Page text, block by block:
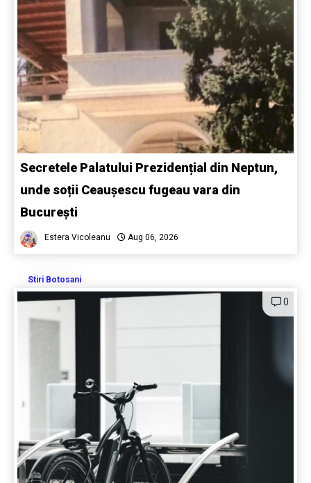
Secretele Palatului Prezidențial din Neptun,
unde soții Ceaușescu fugeau vara din
București
Estera Vicoleanu Aug 06, 2026
Stiri Botosani
0